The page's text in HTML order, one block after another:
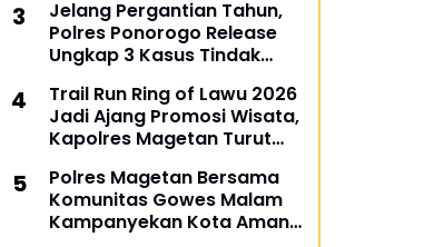
Jelang Pergantian Tahun,
Polres Ponorogo Release
Ungkap 3 Kasus Tindak
Trail Run Ring of Lawu 2026
Jadi Ajang Promosi Wisata,
Kapolres Magetan Turut
Polres Magetan Bersama
Komunitas Gowes Malam
Kampanyekan Kota Aman